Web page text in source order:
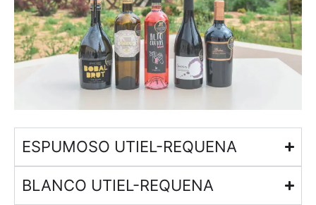
ESPUMOSO UTIEL-REQUENA
BLANCO UTIEL-REQUENA